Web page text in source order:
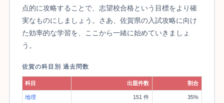
点的に攻略することで、志望校合格という目標をより確
実なものにしましょう。さあ、佐賀県の入試攻略に向け
た効率的な学習を、ここから一緒に始めていきましょ
う。
佐賀の科目別 過去問数
科目 出題件数 割合
地理 151 件 35%